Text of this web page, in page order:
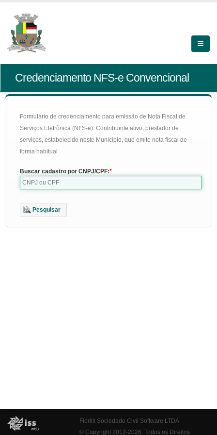
Credenciamento NFS-e Convencional
Formulário de credenciamento para emissão de Nota Fiscal de
Serviços Eletrônica (NFS-e): Contribuinte ativo, prestador de
serviços, estabelecido neste Município, que emite nota fiscal de
forma habitual
Buscar cadastro por CNPJ/CPF:
Pesquisar
Fiorilli Sociedade Civil Software LTDA
© Copyright 2012-2026. Todos os Direitos